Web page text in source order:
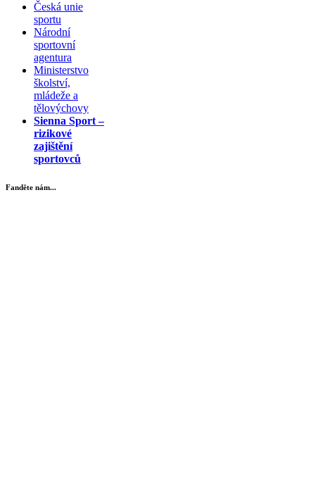
Česká unie
sportu
Národní
sportovní
agentura
Ministerstvo
školství,
mládeže a
tělovýchovy
Sienna Sport –
rizikové
zajištění
sportovců
Fanděte nám...